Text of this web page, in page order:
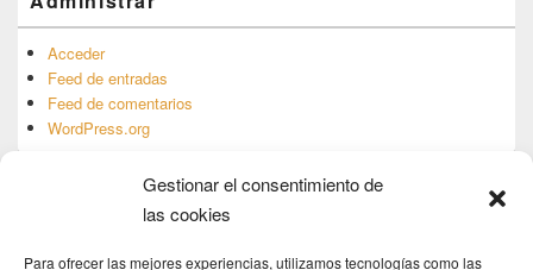
Gestionar el consentimiento de
las cookies
Para ofrecer las mejores experiencias, utilizamos tecnologías como las
Acceder
Feed de entradas
Feed de comentarios
WordPress.org
Copyright © 2026Web de la Asociación de Amigos del FC El Platanito. Todos los